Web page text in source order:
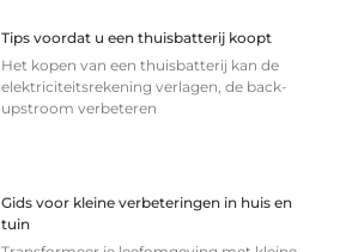
Tips voordat u een thuisbatterij koopt
Het kopen van een thuisbatterij kan de
elektriciteitsrekening verlagen, de back-
upstroom verbeteren
Gids voor kleine verbeteringen in huis en
tuin